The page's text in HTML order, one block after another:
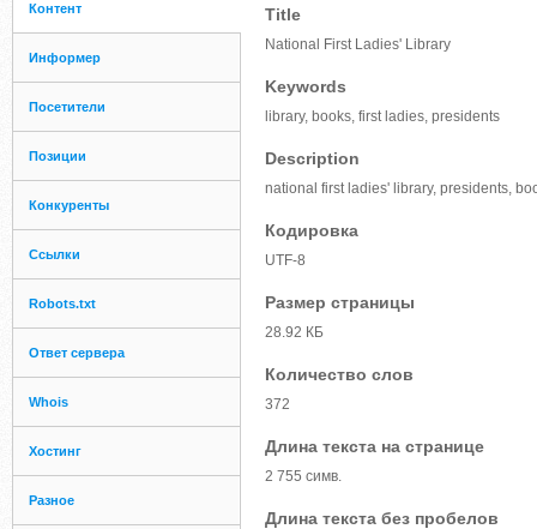
Контент
Информер
Посетители
Позиции
Конкуренты
Ссылки
Robots.txt
Ответ сервера
Whois
Хостинг
Разное
Title
National First Ladies' Library
Keywords
library, books, first ladies, presidents
Description
national first ladies' library, presidents,
Кодировка
UTF-8
Размер страницы
28.92 КБ
Количество слов
372
Длина текста на странице
2 755 симв.
Длина текста без пробелов